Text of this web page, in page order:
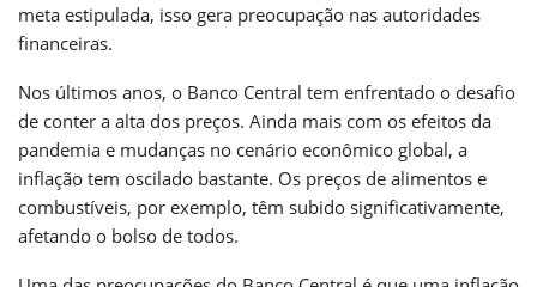
meta estipulada, isso gera preocupação nas autoridades
financeiras.
Nos últimos anos, o Banco Central tem enfrentado o desafio
de conter a alta dos preços. Ainda mais com os efeitos da
pandemia e mudanças no cenário econômico global, a
inflação tem oscilado bastante. Os preços de alimentos e
combustíveis, por exemplo, têm subido significativamente,
afetando o bolso de todos.